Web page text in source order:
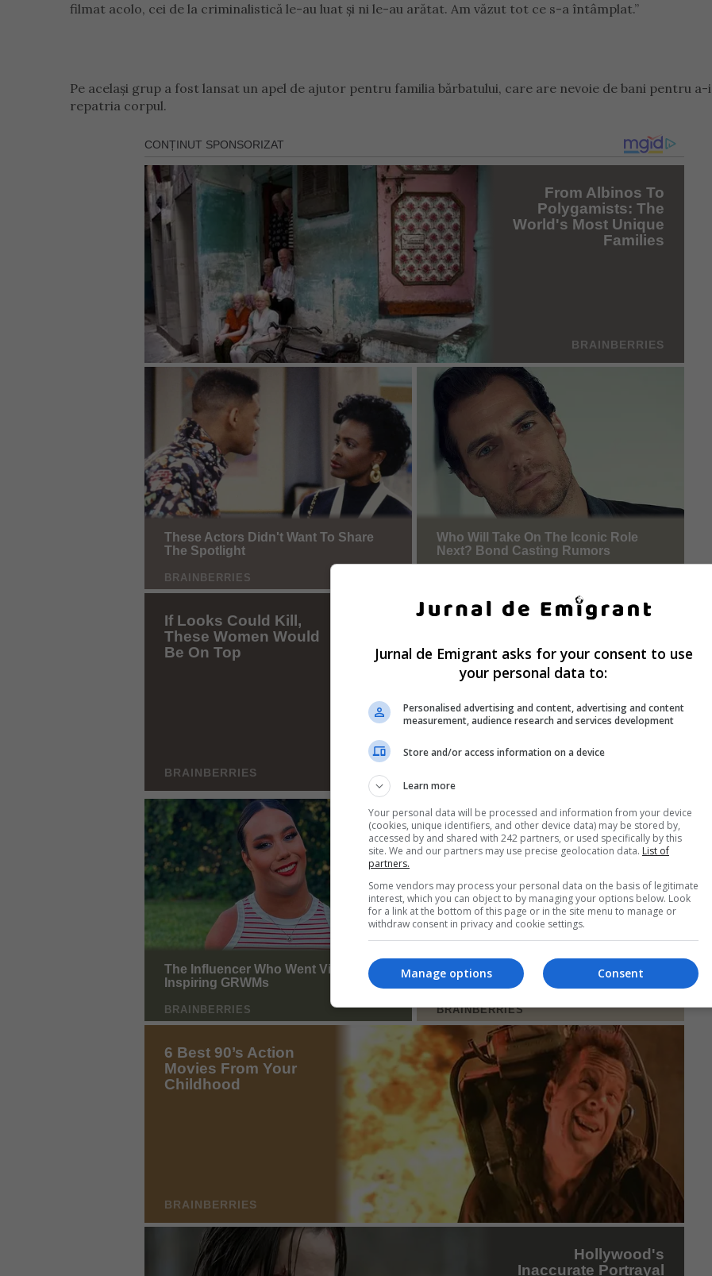
filmat acolo, cei de la criminalistică le-au luat și ni le-au arătat. Am văzut tot ce s-a întâmplat.”
Pe același grup a fost lansat un apel de ajutor pentru familia bărbatului, care are nevoie de bani pentru a-i
repatria corpul.
Jurnal de Emigrant asks for your consent to use
your personal data to:
Personalised advertising and content, advertising and content
measurement, audience research and services development
Store and/or access information on a device
Learn more
Your personal data will be processed and information from your device
(cookies, unique identifiers, and other device data) may be stored by,
accessed by and shared with 242 partners, or used specifically by this
site. We and our partners may use precise geolocation data. List of
partners.
Some vendors may process your personal data on the basis of legitimate
interest, which you can object to by managing your options below. Look
for a link at the bottom of this page or in the site menu to manage or
withdraw consent in privacy and cookie settings.
Consent
Manage options